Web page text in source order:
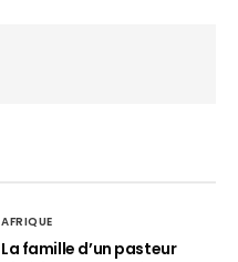
AFRIQUE
La famille d’un pasteur